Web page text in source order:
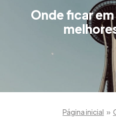
Onde ficar
Página inicial »